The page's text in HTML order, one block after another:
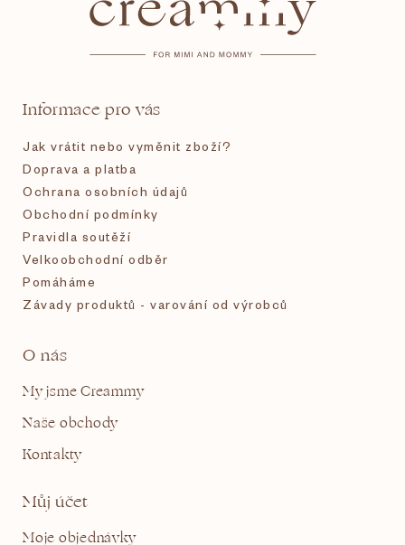
Informace pro vás
Jak vrátit nebo vyměnit zboží?
Doprava a platba
Ochrana osobních údajů
Obchodní podmínky
Pravidla soutěží
Velkoobchodní odběr
Pomáháme
Závady produktů - varování od výrobců
O nás
My jsme Creammy
Naše obchody
Kontakty
Můj účet
Moje objednávky